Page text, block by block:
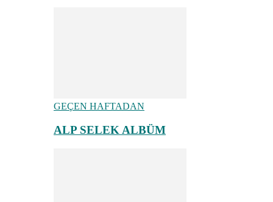
GEÇEN HAFTADAN
ALP SELEK ALBÜM